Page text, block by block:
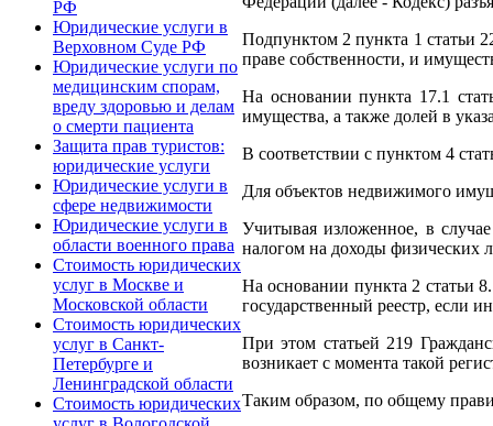
РФ
Юридические услуги в
Верховном Суде РФ
Юридические услуги по
медицинским спорам,
вреду здоровью и делам
о смерти пациента
Защита прав туристов:
юридические услуги
Юридические услуги в
сфере недвижимости
Юридические услуги в
области военного права
Стоимость юридических
услуг в Москве и
Московской области
Стоимость юридических
услуг в Санкт-
Петербурге и
Ленинградской области
Стоимость юридических
Подпунктом 2 пункта 1 статьи
праве собственности, и
На основании пункта 17.1
имущества, а также долей в
В соответствии с пунктом 4
Для объектов недвижимого
Учитывая изложенное, в
налогом на доходы физических
На основании пункта 2 статьи
государственный реестр, если
При этом статьей 219
возникает с момента такой
Таким образом, по общему